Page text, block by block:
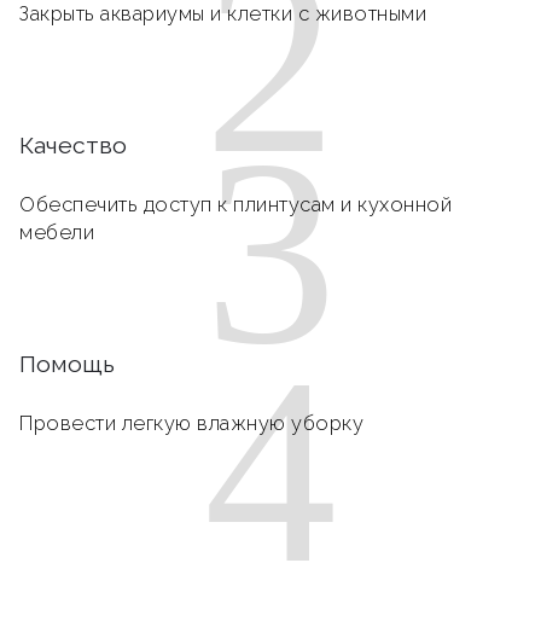
2
Закрыть аквариумы и клетки с животными
3
Качество
Обеспечить доступ к плинтусам и кухонной
мебели
4
Помощь
Провести легкую влажную уборку